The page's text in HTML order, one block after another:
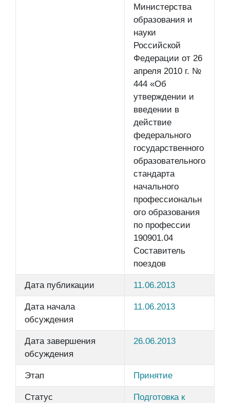
Министерства
образования и
науки
Российской
Федерации от 26
апреля 2010 г. №
444 «Об
утверждении и
введении в
действие
федерального
государственного
образовательного
стандарта
начального
профессиональн
ого образования
по профессии
190901.04
Составитель
поездов
Дата публикации 11.06.2013
Дата начала
обсуждения
11.06.2013
Дата завершения
обсуждения
26.06.2013
Этап Принятие
Статус
Подготовка к